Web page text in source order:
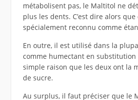
métabolisent pas, le Maltitol ne
plus les dents. C’est dire alors
spécialement reconnu comme
En outre, il est utilisé dans la
comme humectant en substitution
simple raison que les deux ont la
de sucre.
Au surplus, il faut préciser que le